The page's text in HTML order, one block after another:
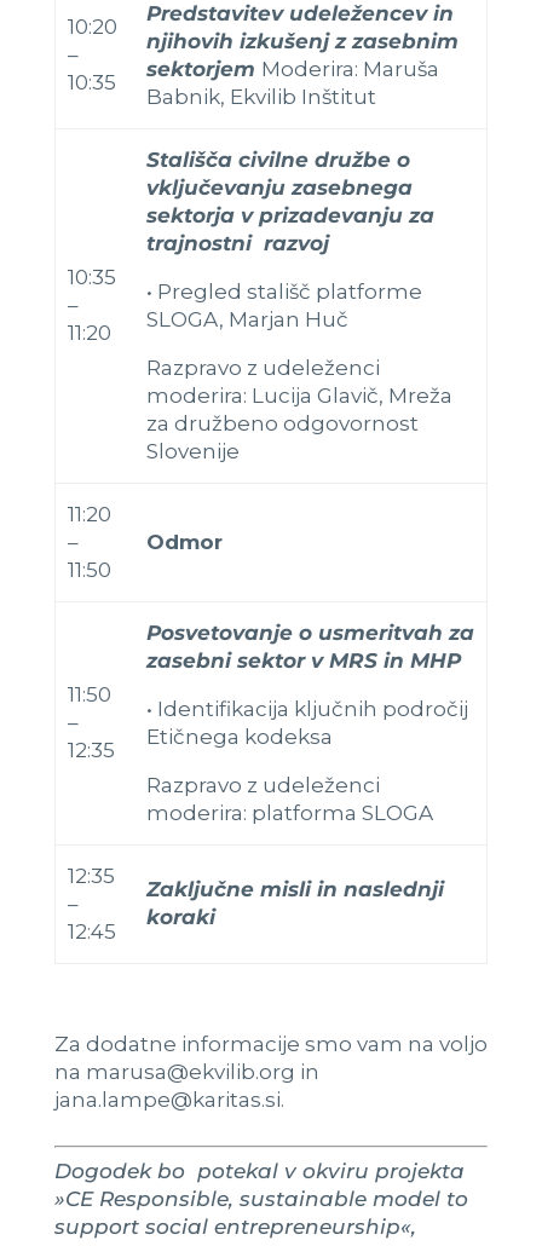
10:20
–
10:35
Predstavitev udeležencev in
njihovih izkušenj z zasebnim
sektorjem Moderira: Maruša
Babnik, Ekvilib Inštitut
10:35
–
11:20
Stališča civilne družbe o
vključevanju zasebnega
sektorja v prizadevanju za
trajnostni razvoj
• Pregled stališč platforme
SLOGA, Marjan Huč
Razpravo z udeleženci
moderira: Lucija Glavič, Mreža
za družbeno odgovornost
Slovenije
11:20
–
11:50
Odmor
11:50
–
12:35
Posvetovanje o usmeritvah za
zasebni sektor v MRS in MHP
• Identifikacija ključnih področij
Etičnega kodeksa
Razpravo z udeleženci
moderira: platforma SLOGA
12:35
–
12:45
Zaključne misli in naslednji
koraki
Za dodatne informacije smo vam na voljo
na marusa@ekvilib.org in
jana.lampe@karitas.si.
Dogodek bo potekal v okviru projekta
»CE Responsible, sustainable model to
support social entrepreneurship«,